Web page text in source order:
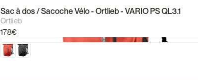
Sac à dos / Sacoche Vélo - Ortlieb - VARIO PS QL3.1
Ortlieb
178€